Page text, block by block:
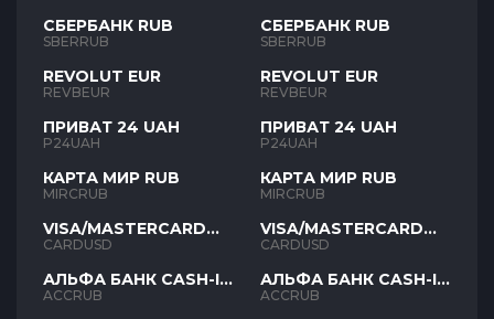
СБЕРБАНК RUB
SBERRUB
REVOLUT EUR
REVBEUR
ПРИВАТ 24 UAH
P24UAH
КАРТА МИР RUB
MIRCRUB
VISA/MASTERCARD
USD
CARDUSD
АЛЬФА БАНК CASH-IN
RUB
ACCRUB
СБЕРБАНК RUB
SBERRUB
REVOLUT EUR
REVBEUR
ПРИВАТ 24 UAH
P24UAH
КАРТА МИР RUB
MIRCRUB
VISA/MASTERCARD
USD
CARDUSD
АЛЬФА БАНК CASH-IN
RUB
ACCRUB